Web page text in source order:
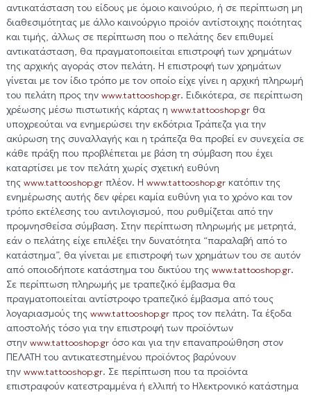
αντικατάσταση του είδους με όμοιο καινούριο, ή σε περίπτωση μη
διαθεσιμότητας με άλλο καινούργιο προϊόν αντίστοιχης ποιότητας
και τιμής, άλλως σε περίπτωση που ο πελάτης δεν επιθυμεί
αντικατάσταση, θα πραγματοποιείται επιστροφή των χρημάτων
της αρχικής αγοράς στον πελάτη. Η επιστροφή των χρημάτων
γίνεται με τον ίδιο τρόπο με τον οποίο είχε γίνει η αρχική πληρωμή
του πελάτη προς την www.tattooshop.gr. Ειδικότερα, σε περίπτωση
χρέωσης μέσω πιστωτικής κάρτας η www.tattooshop.grθα
υποχρεούται να ενημερώσει την εκδότρια Τράπεζα για την
ακύρωση της συναλλαγής και η τράπεζα θα προβεί εν συνεχεία σε
κάθε πράξη που προβλέπεται με βάση τη σύμβαση που έχει
καταρτίσει με τον πελάτη χωρίς σχετική ευθύνη
της www.tattooshop.grπλέον. Η www.tattooshop.grκατόπιν της
ενημέρωσης αυτής δεν φέρει καμία ευθύνη για το χρόνο και τον
τρόπο εκτέλεσης του αντιλογισμού, που ρυθμίζεται από την
προμνησθείσα σύμβαση. Στην περίπτωση πληρωμής με μετρητά,
εάν ο πελάτης είχε επιλέξει την δυνατότητα “παραλαβή από το
κατάστημα”, θα γίνεται με επιστροφή των χρημάτων του σε αυτόν
από οποιοδήποτε κατάστημα του δικτύου της www.tattooshop.gr.
Σε περίπτωση πληρωμής με τραπεζικό έμβασμα θα
πραγματοποιείται αντίστροφο τραπεζικό έμβασμα από τους
λογαριασμούς της www.tattooshop.grπρος τον πελάτη. Τα έξοδα
αποστολής τόσο για την επιστροφή των προϊόντων
στην www.tattooshop.grόσο και για την επαναπροώθηση στον
ΠΕΛΑΤΗ του αντικατεστημένου προϊόντος βαρύνουν
την www.tattooshop.gr. Σε περίπτωση που τα προϊόντα
επιστραφούν κατεστραμμένα ή ελλιπή το Ηλεκτρονικό κατάστημα